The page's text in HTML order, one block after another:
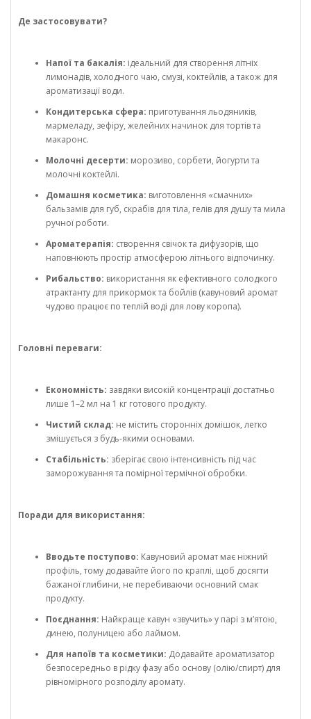
Де застосовувати?
Напої та бакалія: ідеальний для створення літніх
лимонадів, холодного чаю, смузі, коктейлів, а також для
ароматизації води.
Кондитерська сфера: приготування льодяників,
мармеладу, зефіру, желейних начинок для тортів та
макаронс.
Молочні десерти: морозиво, сорбети, йогурти та
молочні коктейлі.
Домашня косметика: виготовлення «смачних»
бальзамів для губ, скрабів для тіла, гелів для душу та мила
ручної роботи.
Ароматерапія: створення свічок та дифузорів, що
наповнюють простір атмосферою літнього відпочинку.
Рибальство: використання як ефективного солодкого
атрактанту для прикормок та бойлів (кавуновий аромат
чудово працює по теплій воді для лову коропа).
Головні переваги:
Економність: завдяки високій концентрації достатньо
лише 1–2 мл на 1 кг готового продукту.
Чистий склад: не містить сторонніх домішок, легко
змішується з будь-якими основами.
Стабільність: зберігає свою інтенсивність під час
заморожування та помірної термічної обробки.
Поради для використання:
Вводьте поступово: Кавуновий аромат має ніжний
профіль, тому додавайте його по краплі, щоб досягти
бажаної глибини, не перебиваючи основний смак
продукту.
Поєднання: Найкраще кавун «звучить» у парі з м’ятою,
динею, полуницею або лаймом.
Для напоїв та косметики: Додавайте ароматизатор
безпосередньо в рідку фазу або основу (олію/спирт) для
рівномірного розподілу аромату.